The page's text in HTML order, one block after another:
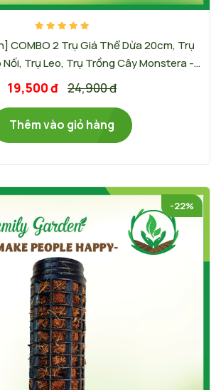
COMBO 2 Trụ Giá Thể Dừa 20cm, Trụ
Trụ Leo, Trụ Trồng Cây Monstera -
Màu sắc trụ: Đen
19,500 đ 24,900 đ
Thêm vào giỏ hàng
-22%